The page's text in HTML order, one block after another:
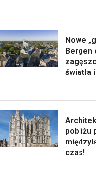
Nowe
Bergen
światła
pobliżu
czas!